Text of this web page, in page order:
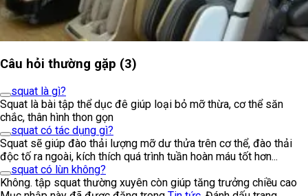
Câu hỏi thường gặp (3)
squat là gì?
Squat là bài tập thể dục đê giúp loại bỏ mỡ thừa, cơ thể săn
chắc, thân hình thon gọn
squat có tác dụng gì?
Squat sẽ giúp đào thải lượng mỡ dư thửa trên cơ thể, đào thải
độc tố ra ngoài, kích thích quá trình tuần hoàn máu tốt hơn...
squat có lùn không?
Không. tập squat thường xuyên còn giúp tăng trưởng chiều cao